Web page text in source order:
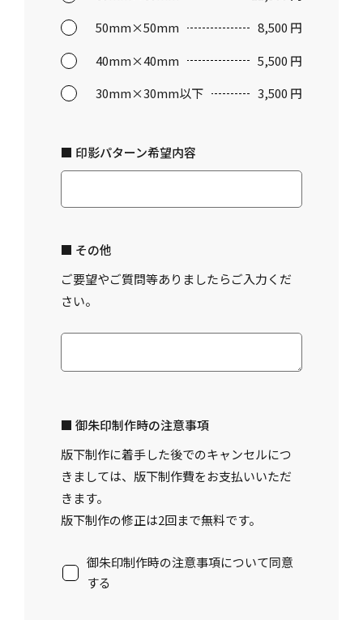
50mm×50mm
8,500 円
40mm×40mm
5,500 円
30mm×30mm以下
3,500 円
■ 印影パターン希望内容
■ その他
ご要望やご質問等ありましたらご入力くだ
さい。
■ 御朱印制作時の注意事項
版下制作に着手した後でのキャンセルにつ
きましては、版下制作費をお支払いいただ
きます。
版下制作の修正は2回まで無料です。
御朱印制作時の注意事項について同意
する